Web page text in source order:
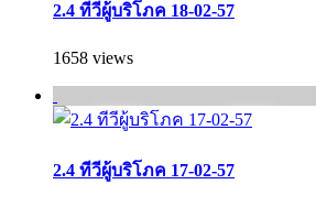
2.4 ทีวีผู้บริโภค 18-02-57
1658 views
2.4 ทีวีผู้บริโภค 17-02-57